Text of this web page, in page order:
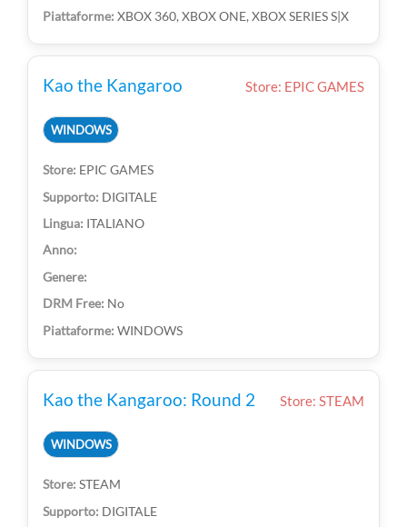
XBOX 360, XBOX ONE, XBOX SERIES S|X
Kao the Kangaroo Store: EPIC GAMES
WINDOWS
EPIC GAMES
DIGITALE
ITALIANO
No
WINDOWS
Kao the Kangaroo: Round 2 Store: STEAM
WINDOWS
STEAM
DIGITALE